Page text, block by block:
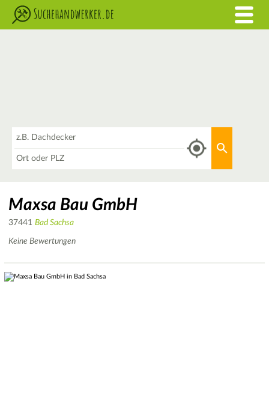
Maxsa Bau GmbH
37441 Bad Sachsa
Keine Bewertungen